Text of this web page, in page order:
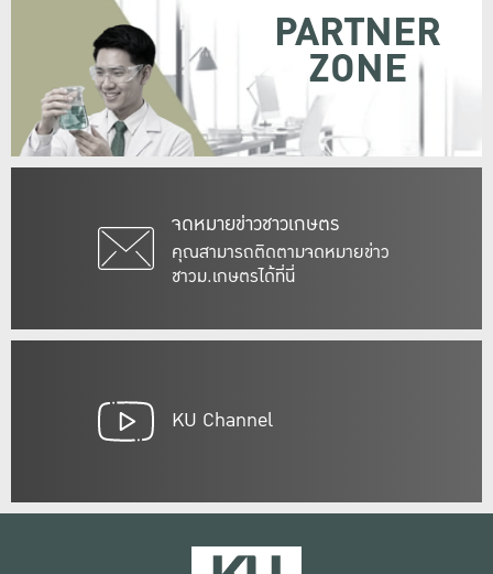
จดหมายข่าวชาวเกษตร
คุณสามารถติดตามจดหมายข่าว
ชาวม.เกษตรได้ที่นี่
PARTNER
ZONE
KU Channel